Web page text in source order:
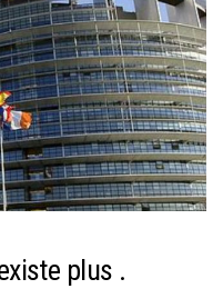
s
q
u
e
r
l
a
plus .